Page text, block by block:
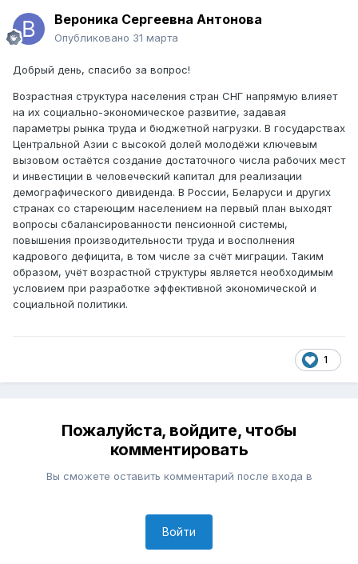
Вероника Сергеевна Антонова
Опубликовано 31 марта
Добрый день, спасибо за вопрос!
Возрастная структура населения стран СНГ напрямую влияет
на их социально-экономическое развитие, задавая
параметры рынка труда и бюджетной нагрузки. В государствах
Центральной Азии с высокой долей молодёжи ключевым
вызовом остаётся создание достаточного числа рабочих мест
и инвестиции в человеческий капитал для реализации
демографического дивиденда. В России, Беларуси и других
странах со стареющим населением на первый план выходят
вопросы сбалансированности пенсионной системы,
повышения производительности труда и восполнения
кадрового дефицита, в том числе за счёт миграции. Таким
образом, учёт возрастной структуры является необходимым
условием при разработке эффективной экономической и
социальной политики.
1
Пожалуйста, войдите, чтобы
комментировать
Вы сможете оставить комментарий после входа в
Войти